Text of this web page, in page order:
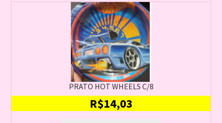
PRATO HOT WHEELS C/8
R$14,03